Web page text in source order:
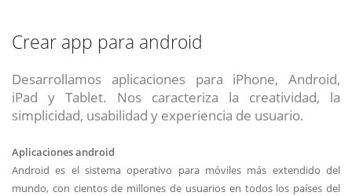
Crear app para android
Desarrollamos aplicaciones para iPhone, Android,
iPad y Tablet. Nos caracteriza la creatividad, la
simplicidad, usabilidad y experiencia de usuario.
Aplicaciones android
Android es el sistema operativo para móviles más extendido del
mundo, con cientos de millones de usuarios en todos los países del